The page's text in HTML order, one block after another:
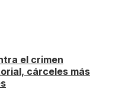
el crimen
cárceles más